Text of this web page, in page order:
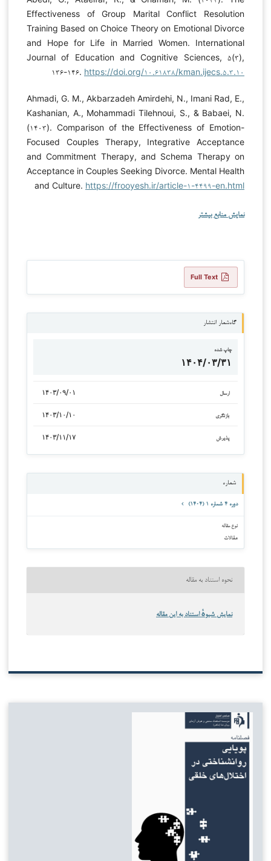
Effectiveness of Group Marital Conflict Resolution
Training Based on Choice Theory on Emotional Divorce
and Hope for Life in Married Women. International
Journal of Education and Cognitive Sciences, ۵(۳),
۱۳۶-۱۴۶. https://doi.org/۱۰.۶۱۸۳۸/kman.ijecs.۵.۳.۱۰
Ahmadi, G. M., Akbarzadeh Amirdehi, N., Imani Rad, E.,
Kashanian, A., Mohammadi Tilehnoui, S., & Babaei, N.
(۱۴۰۳). Comparison of the Effectiveness of Emotion-
Focused Couples Therapy, Integrative Acceptance
and Commitment Therapy, and Schema Therapy on
Acceptance in Couples Seeking Divorce. Mental Health
and Culture. https://frooyesh.ir/article-۱-۴۴۹۹-en.html
نمایش منابع بیشتر
Full Text
گاه‌شمار انتشار
چاپ شده
۱۴۰۴/۰۳/۳۱
ارسال ۱۴۰۳/۰۹/۰۱
بازنگری ۱۴۰۳/۱۰/۱۰
پذیرش ۱۴۰۳/۱۱/۱۷
شماره
دوره ۴ شماره ۱ (۱۴۰۴)
نوع مقاله
مقالات
نحوه استناد به مقاله
نمایش شیوهٔ استناد به این مقاله